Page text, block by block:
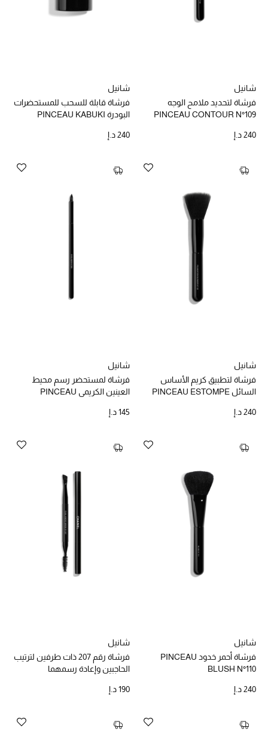
الجمال
خصومات
جميع مستحضرات الجمال
الجديد في عالم الجمال
مستحضرات العناية
مجموعة الجمال
الجمال في بلوميز
دليل مستلزمات الجمال
عطور الربيع
تسوقوا الآن
شانيل
فرشاة لتحديد ملامح الوجه
PINCEAU CONTOUR N°109
240 د.إ
شانيل
فرشاة قابلة للسحب للمستحضرات
البودرة PINCEAU KABUKI
240 د.إ
شانيل
فرشاة لتطبيق كريم الأساس
السائل PINCEAU ESTOMPE
240 د.إ
شانيل
فرشاة لمستحضر رسم محيط
العينين الكريمي PINCEAU
145 د.إ
شانيل
فرشاة أحمر خدود PINCEAU
BLUSH N°110
240 د.إ
شانيل
فرشاة رقم 207 ذات طرفين لترتيب
الحاجبين وإعادة رسمهما
190 د.إ